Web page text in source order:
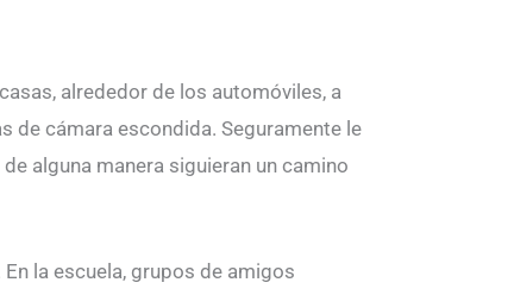
alrededor de los automóviles, a
de cámara escondida. Seguramente le
alguna manera siguieran un camino
la escuela, grupos de amigos